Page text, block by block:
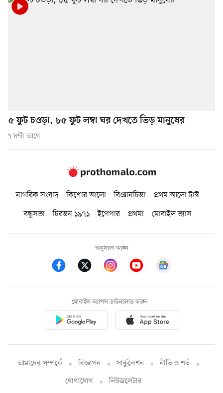
৫ ফুট চওড়া, ৮৫ ফুট লম্বা ঘর দেখতে ভিড় মানুষের
৭ ঘণ্টা আগে
নাগরিক সংবাদ কিশোর আলো বিজ্ঞানচিন্তা
প্রথম আলো ট্রাস্ট
বন্ধুসভা
চিরন্তন ১৯৭১ ইপেপার প্রথমা মোবাইল ভ্যাস
অনুসরণ করুন
মোবাইল অ্যাপস ডাউনলোড করুন
আমাদের সম্পর্কে বিজ্ঞাপন সার্কুলেশন
নীতি ও শর্ত
যোগাযোগ
নিউজলেটার